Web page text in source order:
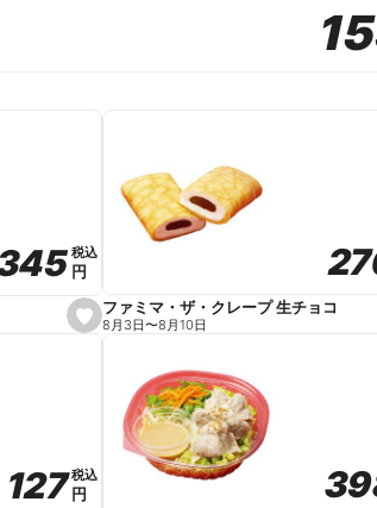
s
e
e
税込
税込
円
円
ファミマ・ザ・クレープ 生チョコ
8月3日〜8月10日
127
127税込
税込
円
円